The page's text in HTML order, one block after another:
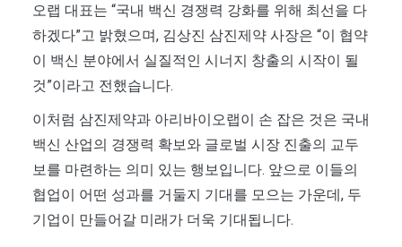
오랩 대표는 “국내 백신 경쟁력 강화를 위해 최선을 다
하겠다”고 밝혔으며, 김상진 삼진제약 사장은 “이 협약
이 백신 분야에서 실질적인 시너지 창출의 시작이 될
것”이라고 전했습니다.
이처럼 삼진제약과 아리바이오랩이 손 잡은 것은 국내
백신 산업의 경쟁력 확보와 글로벌 시장 진출의 교두
보를 마련하는 의미 있는 행보입니다. 앞으로 이들의
협업이 어떤 성과를 거둘지 기대를 모으는 가운데, 두
기업이 만들어갈 미래가 더욱 기대됩니다.